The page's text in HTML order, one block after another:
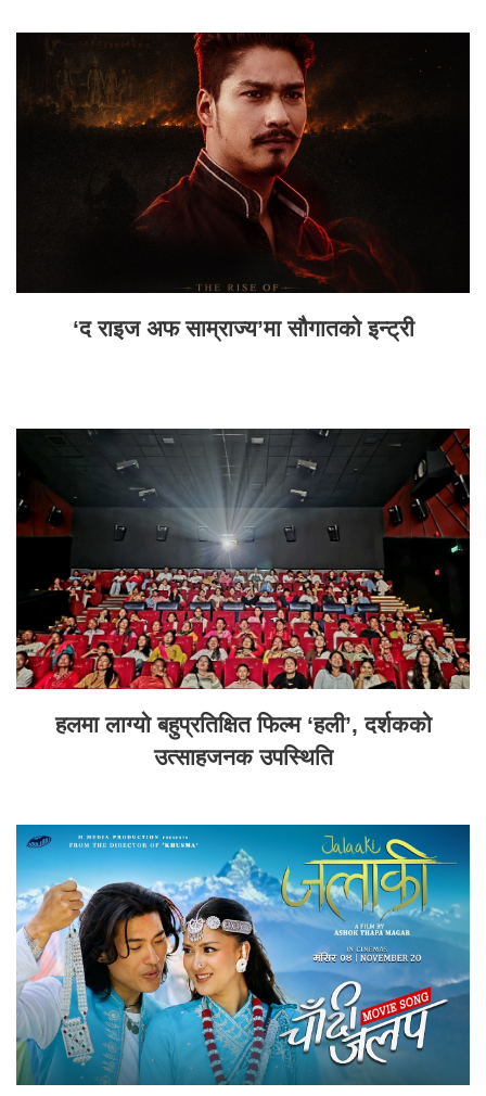
‘द राइज अफ साम्राज्य’मा सौगातको इन्ट्री
हलमा लाग्यो बहुप्रतिक्षित फिल्म ‘हली’, दर्शकको
उत्साहजनक उपस्थिति